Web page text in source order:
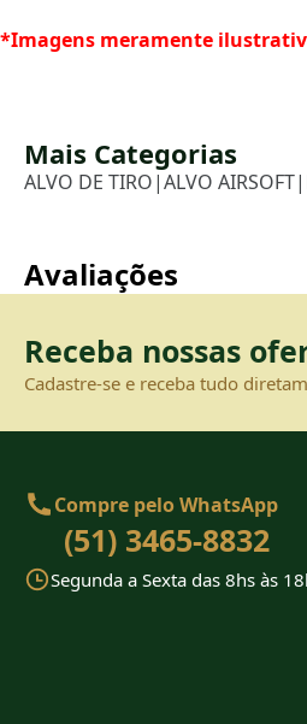
*Imagens meramente
Mais Categorias
ALVO DE TIRO|ALVO AIRSOFT|
Avaliações
Receba nossas
Cadastre-se e receba tudo
Compre pelo WhatsApp
(51) 3465-8832
Segunda a Sexta das 8hs às